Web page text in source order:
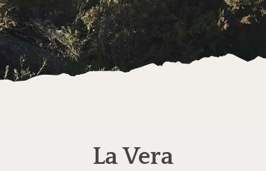
La Vera